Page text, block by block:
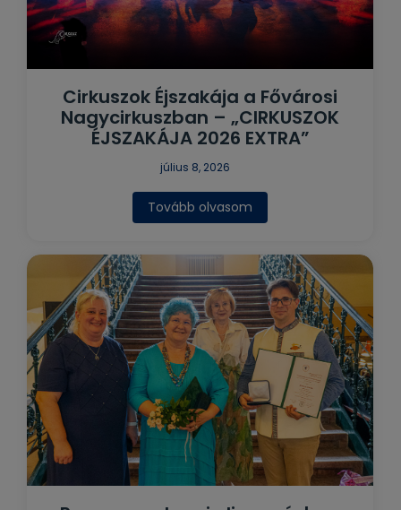
Cirkuszok Éjszakája a Fővárosi
Nagycirkuszban – „CIRKUSZOK
ÉJSZAKÁJA 2026 EXTRA”
július 8, 2026
Tovább olvasom